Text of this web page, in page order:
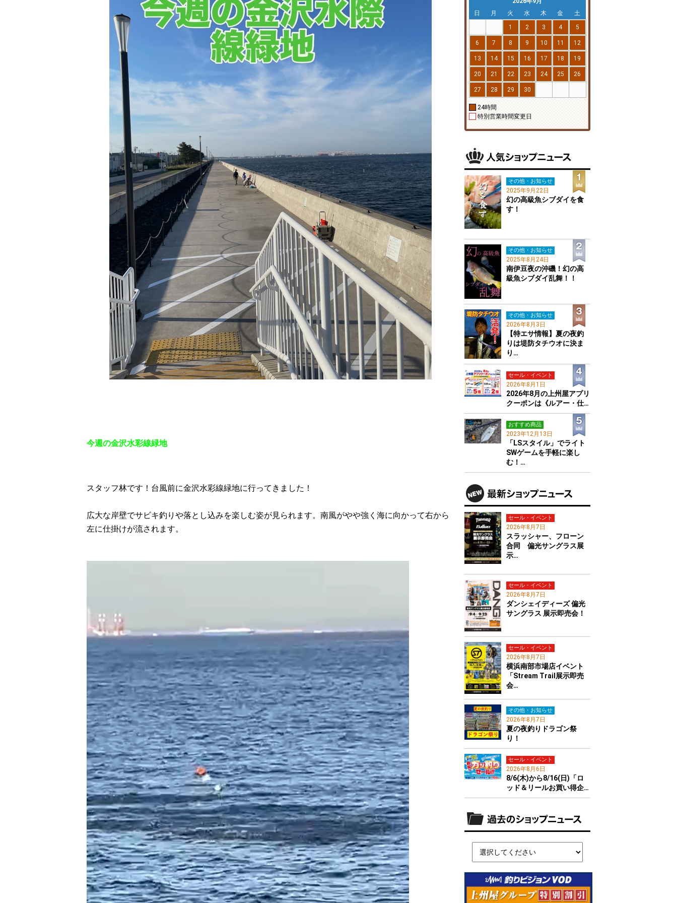
今週の金沢水彩線緑地
スタッフ林です！台風前に金沢水彩線緑地に行ってきました！
広大な岸壁でサビキ釣りや落とし込みを楽しむ姿が見られます。南風がやや強く海に向かって右から
左に仕掛けが流されます。
日
月 火 水 木 金
土
1
2 3 4 5
6 7 8 9 10 11 12
13 14 15 16 17 18 19
20 21 22 23 24 25 26
27 28 29 30
24時間
特別営業時間変更日
その他・お知らせ
2025年9月22日
幻の高級魚シブダイを食
す！
その他・お知らせ
2025年8月24日
南伊豆夜の沖磯！幻の高
級魚シブダイ乱舞！！
その他・お知らせ
2026年8月3日
【特エサ情報】夏の夜釣
りは堤防タチウオに決ま
り…
セール・イベント
2026年8月1日
2026年8月の上州屋アプリ
クーポンは《ルアー・仕…
おすすめ商品
2023年12月13日
「LSスタイル」でライト
SWゲームを手軽に楽し
む！…
セール・イベント
2026年8月7日
スラッシャー、フローン
合同 偏光サングラス展
示…
セール・イベント
2026年8月7日
ダンシェイディーズ 偏光
サングラス 展示即売会！
セール・イベント
2026年8月7日
横浜南部市場店イベント
「Stream Trail展示即売
会…
その他・お知らせ
2026年8月7日
夏の夜釣りドラゴン祭
り！
セール・イベント
2026年8月6日
8/6(木)から8/16(日)「ロ
ッド＆リールお買い得企…